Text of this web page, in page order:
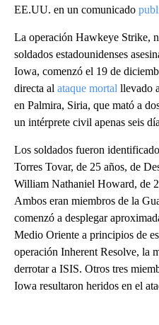
EE.UU. en un comunicado
La operación Hawkeye Strike,
soldados estadounidenses
Iowa, comenzó el 19 de
directa al ataque mortal llevado
en Palmira, Siria, que mató a
un intérprete civil apenas seis
Los soldados fueron
Torres Tovar, de 25 años, de
William Nathaniel Howard, de
Ambos eran miembros de la
comenzó a desplegar
Medio Oriente a principios de
operación Inherent Resolve, la
derrotar a ISIS. Otros tres
Iowa resultaron heridos en el